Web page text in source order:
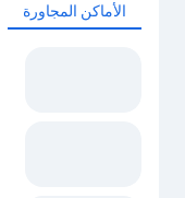
الأماكن المجاورة